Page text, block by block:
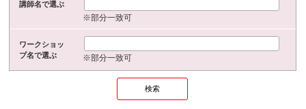
講師名で選ぶ
※部分一致可
ワークショッ
プ名で選ぶ
※部分一致可